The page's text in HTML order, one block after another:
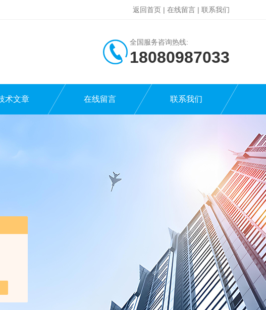
返回首页 | 在线留言 | 联系我们
全国服务咨询热线:
18080987033
术文章 在线留言 联系我们